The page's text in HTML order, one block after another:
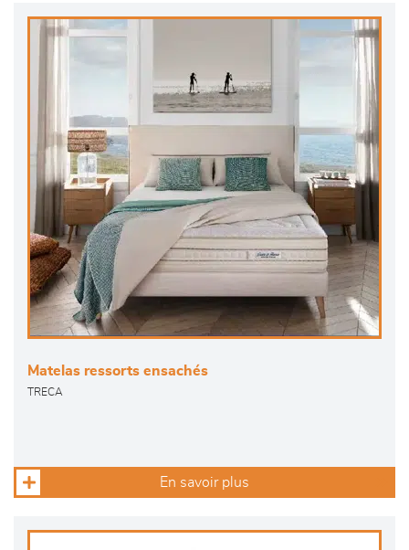
Matelas ressorts ensachés
TRECA
En savoir plus